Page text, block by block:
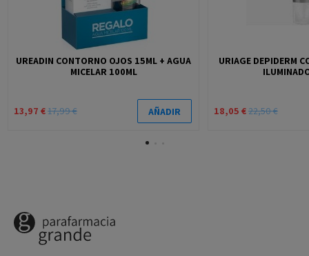
UREADIN CONTORNO OJOS 15ML + AGUA
MICELAR 100ML
13,97 €17,99 € AÑADIR
URIAGE DEPIDERM
18,05 €22,50 €